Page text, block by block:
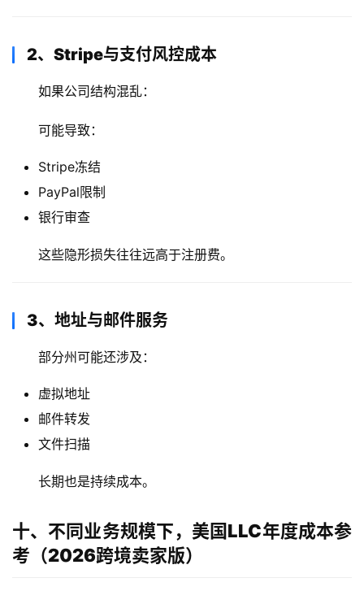
2、Stripe与支付风控成本
如果公司结构混乱：
可能导致：
Stripe冻结
PayPal限制
银行审查
这些隐形损失往往远高于注册费。
3、地址与邮件服务
部分州可能还涉及：
虚拟地址
邮件转发
文件扫描
长期也是持续成本。
十、不同业务规模下，美国LLC年度成本参
考（2026跨境卖家版）